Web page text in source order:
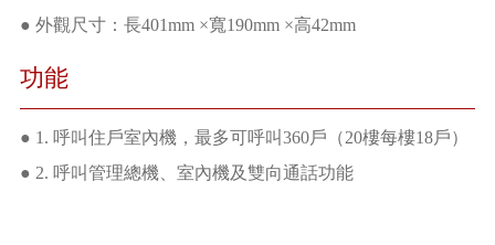
● 外觀尺寸：長401mm ×寬190mm ×高42mm
功能
● 1. 呼叫住戶室內機，最多可呼叫360戶（20樓每樓18戶）
● 2. 呼叫管理總機、室內機及雙向通話功能